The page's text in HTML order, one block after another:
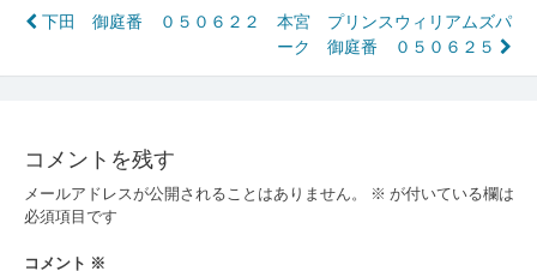
投
稿
ビ
ゲ
ー
下田 御庭番 ０５０６２２
本宮 プリンスウィリアムズパ
ーク 御庭番 ０５０６２５
コメントを残す
メールアドレスが公開されることはありません。 ※ が付いている欄は
必須項目です
コメント ※